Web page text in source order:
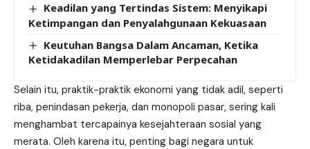
Keadilan yang Tertindas Sistem: Menyikapi
Ketimpangan dan Penyalahgunaan Kekuasaan
Keutuhan Bangsa Dalam Ancaman, Ketika
Ketidakadilan Memperlebar Perpecahan
Selain itu, praktik-praktik ekonomi yang tidak adil, seperti
riba, penindasan pekerja, dan monopoli pasar, sering kali
menghambat tercapainya kesejahteraan sosial yang
merata. Oleh karena itu, penting bagi negara untuk